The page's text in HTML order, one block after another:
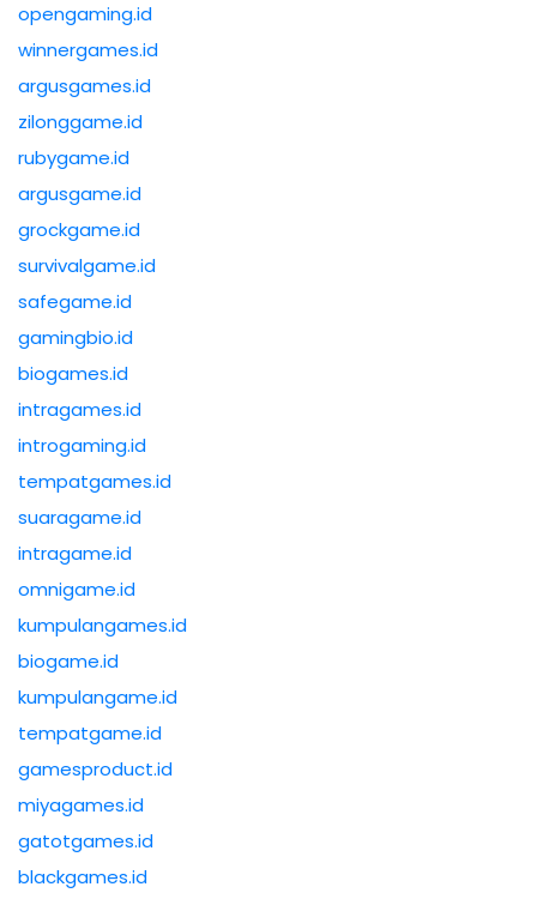
opengaming.id
winnergames.id
argusgames.id
zilonggame.id
rubygame.id
argusgame.id
grockgame.id
survivalgame.id
safegame.id
gamingbio.id
biogames.id
intragames.id
introgaming.id
tempatgames.id
suaragame.id
intragame.id
omnigame.id
kumpulangames.id
biogame.id
kumpulangame.id
tempatgame.id
gamesproduct.id
miyagames.id
gatotgames.id
blackgames.id